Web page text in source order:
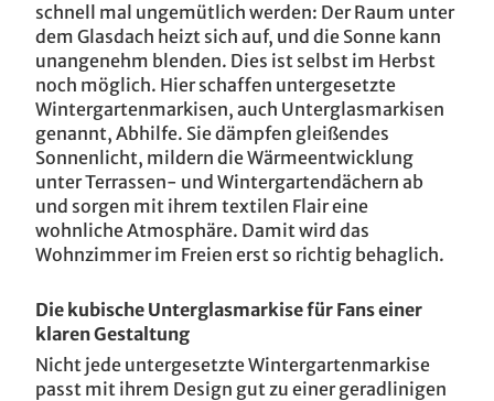
schnell mal ungemütlich werden: Der Raum unter
dem Glasdach heizt sich auf, und die Sonne kann
unangenehm blenden. Dies ist selbst im Herbst
noch möglich. Hier schaffen untergesetzte
Wintergartenmarkisen, auch Unterglasmarkisen
genannt, Abhilfe. Sie dämpfen gleißendes
Sonnenlicht, mildern die Wärmeentwicklung
unter Terrassen- und Wintergartendächern ab
und sorgen mit ihrem textilen Flair eine
wohnliche Atmosphäre. Damit wird das
Wohnzimmer im Freien erst so richtig behaglich.
Die kubische Unterglasmarkise für Fans einer
klaren Gestaltung
Nicht jede untergesetzte Wintergartenmarkise
passt mit ihrem Design gut zu einer geradlinigen